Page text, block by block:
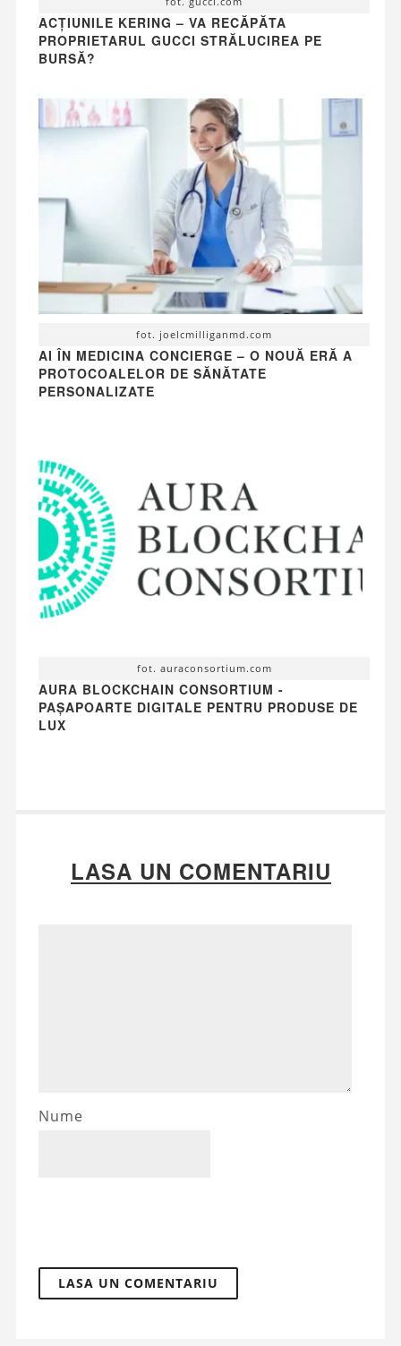
ACȚIUNILE KERING – VA RECĂPĂTA
PROPRIETARUL GUCCI STRĂLUCIREA PE
BURSĂ?
fot. joelcmilliganmd.com
AI ÎN MEDICINA CONCIERGE – O NOUĂ ERĂ A
PROTOCOALELOR DE SĂNĂTATE
PERSONALIZATE
fot. auraconsortium.com
AURA BLOCKCHAIN CONSORTIUM -
PAȘAPOARTE DIGITALE PENTRU PRODUSE DE
LUX
LASA UN COMENTARIU
Nume